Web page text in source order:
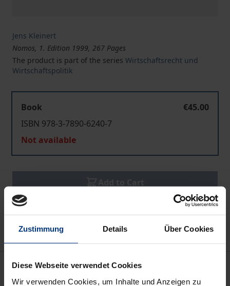
Zustimmung Details Über Cookies
Diese Webseite verwendet Cookies
Wir verwenden Cookies, um Inhalte und Anzeigen zu
Jens Kleinert
Nomos, 1. Edition 1999, 267 Pages
The product is part of the series Wirtschaftsrecht und
Wirtschaftspolitik
Book
€45.00
ISBN 978-3-7890-6240-7
Not available
Add to Wish List
Delivery cost notice
Description